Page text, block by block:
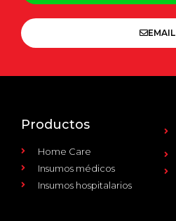
EMAIL
Productos
Home Care
Insumos médicos
Insumos hospitalarios